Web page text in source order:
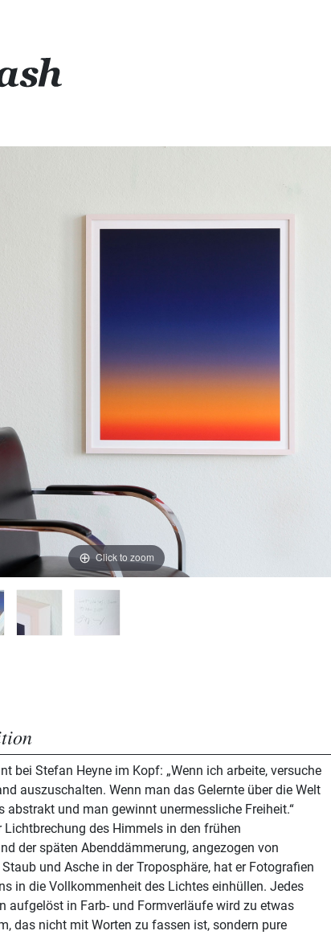
Click to zoom
bei Stefan Heyne im Kopf: „Wenn ich arbeite, versuche
auszuschalten. Wenn man das Gelernte über die Welt
abstrakt und man gewinnt unermessliche Freiheit.“
Lichtbrechung des Himmels in den frühen
der späten Abenddämmerung, angezogen von
und Asche in der Troposphäre, hat er Fotografien
in die Vollkommenheit des Lichtes einhüllen. Jedes
aufgelöst in Farb- und Formverläufe wird zu etwas
das nicht mit Worten zu fassen ist, sondern pure